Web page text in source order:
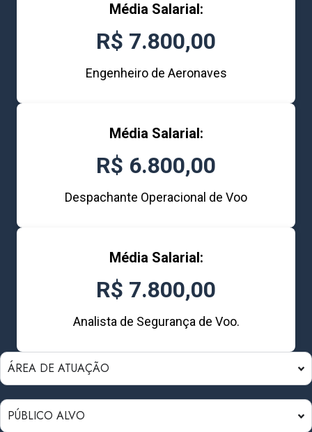
Média Salarial:
R$ 7.800,00
Engenheiro de Aeronaves
Média Salarial:
R$ 6.800,00
Despachante Operacional de Voo
Média Salarial:
R$ 7.800,00
Analista de Segurança de Voo.
ÁREA DE ATUAÇÃO
PÚBLICO ALVO